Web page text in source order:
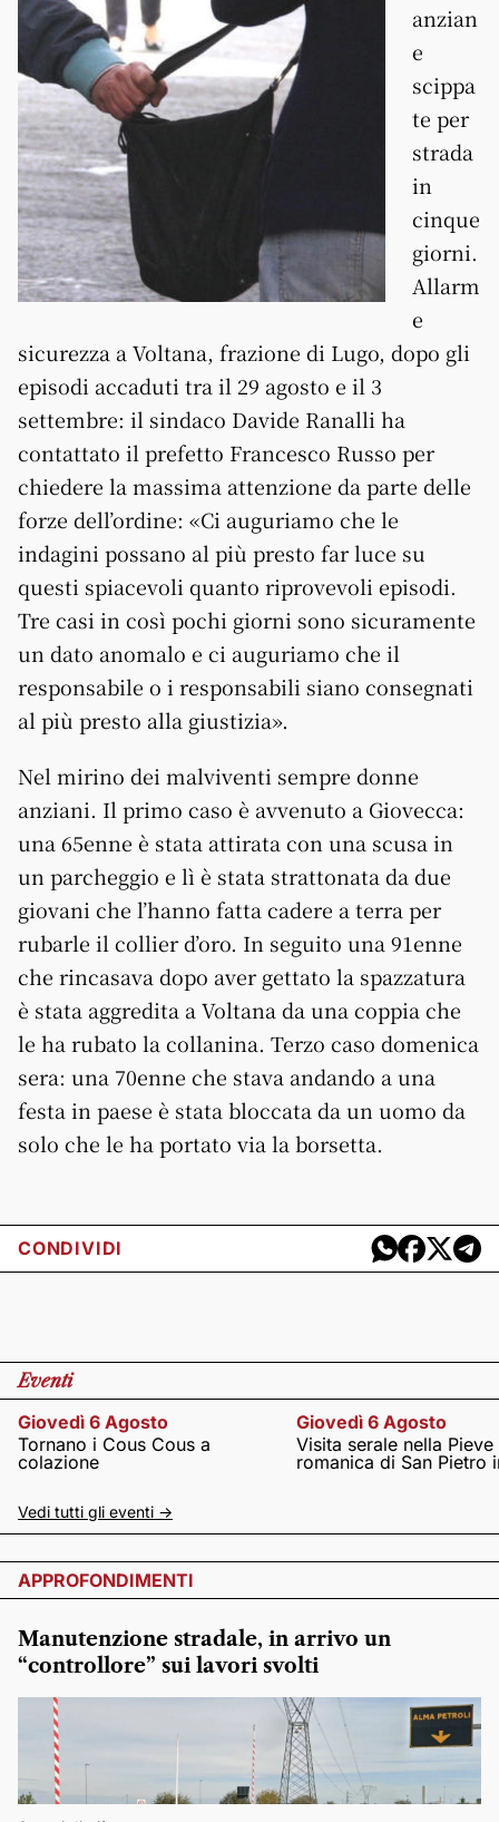
anzian
e
scippa
te per
strada
in
cinque
giorni.
Allarm
e
sicurezza a Voltana, frazione di Lugo, dopo gli
episodi accaduti tra il 29 agosto e il 3
settembre: il sindaco Davide Ranalli ha
contattato il prefetto Francesco Russo per
chiedere la massima attenzione da parte delle
forze dell’ordine: «Ci auguriamo che le
indagini possano al più presto far luce su
questi spiacevoli quanto riprovevoli episodi.
Tre casi in così pochi giorni sono sicuramente
un dato anomalo e ci auguriamo che il
responsabile o i responsabili siano consegnati
al più presto alla giustizia».
Nel mirino dei malviventi sempre donne
anziani. Il primo caso è avvenuto a Giovecca:
una 65enne è stata attirata con una scusa in
un parcheggio e lì è stata strattonata da due
giovani che l’hanno fatta cadere a terra per
rubarle il collier d’oro. In seguito una 91enne
che rincasava dopo aver gettato la spazzatura
è stata aggredita a Voltana da una coppia che
le ha rubato la collanina. Terzo caso domenica
sera: una 70enne che stava andando a una
festa in paese è stata bloccata da un uomo da
solo che le ha portato via la borsetta.
CONDIVIDI
Eventi
Giovedì 6 Agosto
Tornano i Cous Cous a
colazione
Giovedì 6 Agosto
Visita serale nella Pieve
romanica di San Pietro
Vedi tutti gli eventi ->
APPROFONDIMENTI
Manutenzione stradale, in arrivo un
“controllore” sui lavori svolti